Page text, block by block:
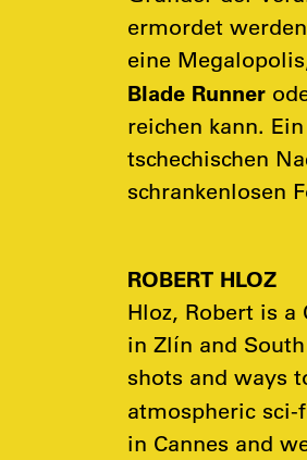
ermordet
eine
Blade Runner
reichen kann.
tschechischen
schrankenlosen
ROBERT HLOZ
Hloz, Robert is
in Zlín and
shots and ways
atmospheric sci-
in Cannes and